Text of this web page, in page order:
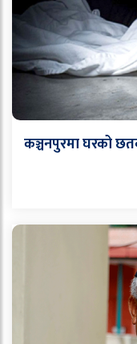
कञ्चनपुरमा घरको